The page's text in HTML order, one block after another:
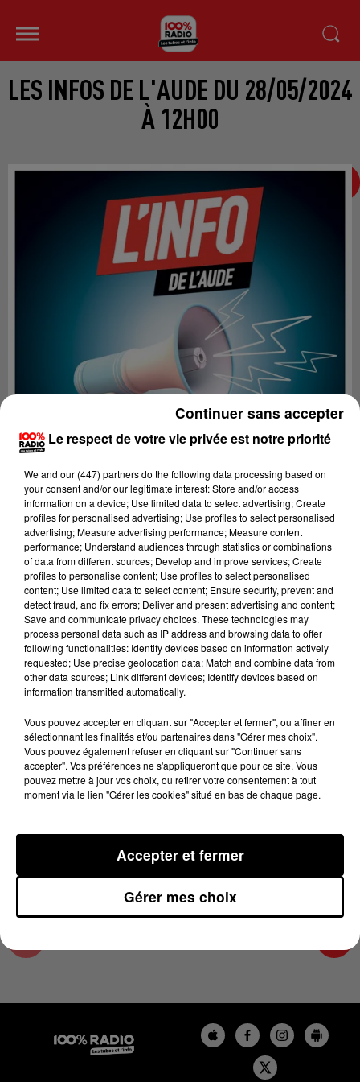
LES INFOS DE L'AUDE DU 28/05/2024
À 12H00
Lecture (2 min 23 sec)
100%
100% Radio les infos de l'Aude
28 mai 2024 - 2 min 23 sec
LES INFOS DE L'AUDE DU 28/05/2024 À
12H00
Les infos de l'Aude
Le respect de votre vie privée est notre priorité
We and our (447) partnersdo the following data processing based on
your consent and/or our legitimate interest: Store and/or access
information on a device; Use limited data to select advertising; Create
profiles for personalised advertising; Use profiles to select personalised
advertising; Measure advertising performance; Measure content
performance; Understand audiences through statistics or combinations
of data from different sources; Develop and improve services; Create
profiles to personalise content; Use profiles to select personalised
content; Use limited data to select content; Ensure security, prevent and
detect fraud, and fix errors; Deliver and present advertising and content;
Save and communicate privacy choices. These technologies may
process personal data such as IP address and browsing data to offer
following functionalities: Identify devices based on information actively
requested; Use precise geolocation data; Match and combine data from
other data sources; Link different devices; Identify devices based on
information transmitted automatically.
Vous pouvez accepter en cliquant sur "Accepter et fermer", ou affiner en
sélectionnant les finalités et/ou partenaires dans "Gérer mes choix".
Vous pouvez également refuser en cliquant sur "Continuer sans
accepter". Vos préférences ne s'appliqueront que pour ce site. Vous
pouvez mettre à jour vos choix, ou retirer votre consentement à tout
moment via le lien "Gérer les cookies" situé en bas de chaque page.
Gérer mes choix
Accepter et fermer
Continuer sans accepter